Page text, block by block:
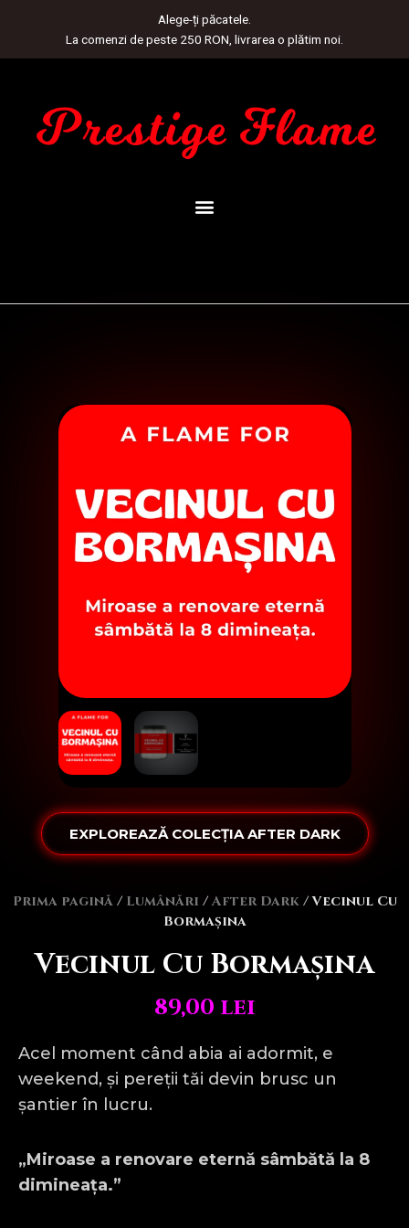
Alege-ți păcatele.
La comenzi de peste 250 RON, livrarea o plătim noi.
EXPLOREAZĂ COLECȚIA AFTER DARK
Prima pagină/ Lumânări /After Dark/ Vecinul Cu
Bormașina
Vecinul Cu Bormașina
89,00 lei
Acel moment când abia ai adormit, e
weekend, și pereții tăi devin brusc un
șantier în lucru.
„Miroase a renovare eternă sâmbătă la 8
dimineața.”